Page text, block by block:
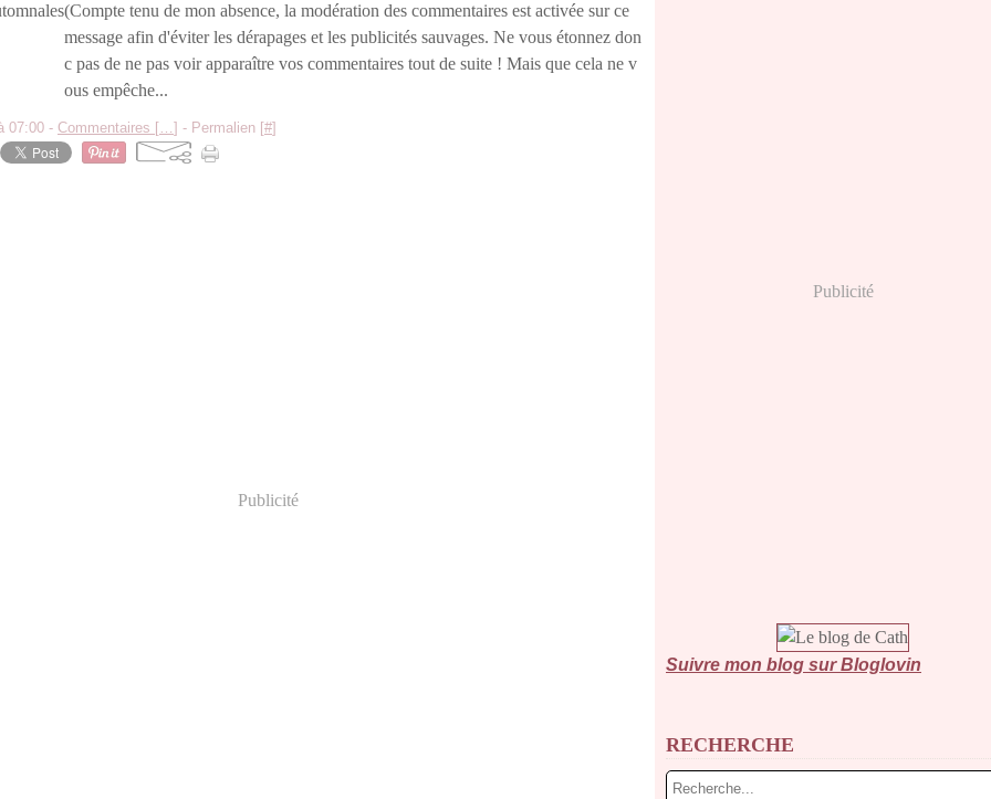
(Compte tenu de mon absence, la modération des commentaires est activée sur ce
message afin d'éviter les dérapages et les publicités sauvages. Ne vous étonnez don
c pas de ne pas voir apparaître vos commentaires tout de suite ! Mais que cela ne v
ous empêche...
07:00 - Commentaires […] - Permalien [#]
Publicité
Publicité
Suivre mon blog sur Bloglovin
RECHERCHE